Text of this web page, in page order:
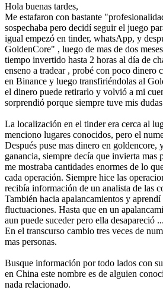
Hola buenas tardes,
Me estafaron con bastante
sospechaba pero decidí seguir el juego
igual empezó en tinder, whatsApp, y
GoldenCore" , luego de mas de dos
tiempo invertido hasta 2 horas al día de
enseno a tradear , probé con poco dinero
en Binance y luego transfiriéndolas al
el dinero puede retirarlo y volvió a mi
sorprendió porque siempre tuve mis
La localización en el tinder era cerca al
menciono lugares conocidos, pero el
Después puse mas dinero en goldencore,
ganancia, siempre decía que invierta
me mostraba cantidades enormes de lo
cada operación. Siempre hice las
recibía información de un analista de las
También hacia apalancamientos y aprendí
fluctuaciones. Hasta que en un
aun puede suceder pero ella desapareció
En el transcurso cambio tres veces de
mas personas.
Busque información por todo lados con
en China este nombre es de alguien
nada relacionado.